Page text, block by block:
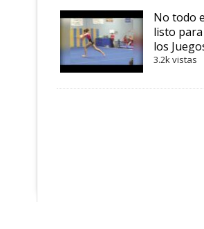
No todo
listo
los
3.2k vistas